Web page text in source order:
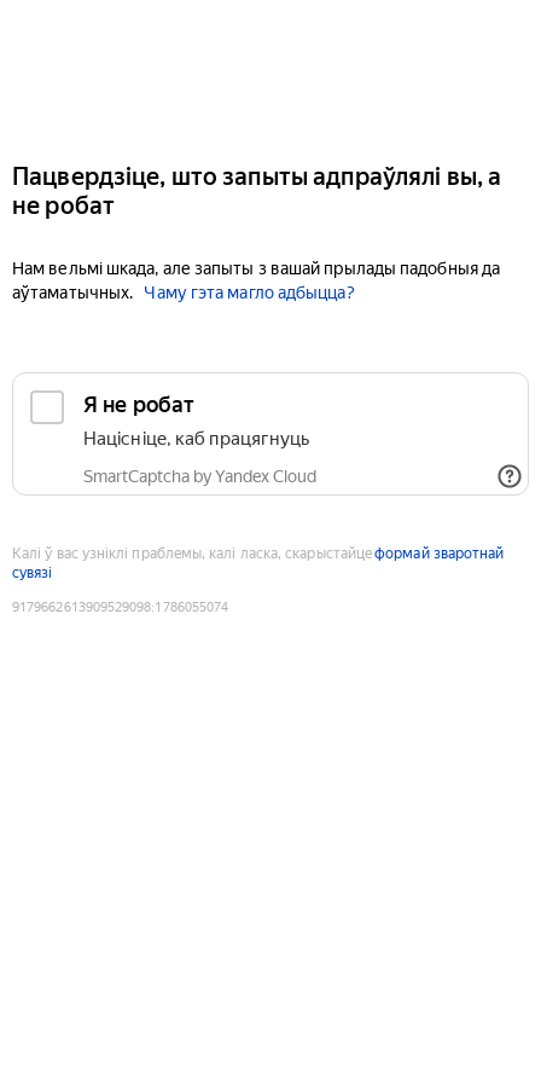
Пацвердзіце, што запыты адпраўлялі вы, а
не робат
Нам вельмі шкада, але запыты з вашай прылады падобныя да
аўтаматычных.
Чаму гэта магло адбыцца?
Я не робат
Націсніце, каб працягнуць
SmartCaptcha by Yandex Cloud
Калі ў вас узніклі праблемы, калі ласка, скарыстайцеформай зваротнай
сувязі
9179662613909529098:1786055074